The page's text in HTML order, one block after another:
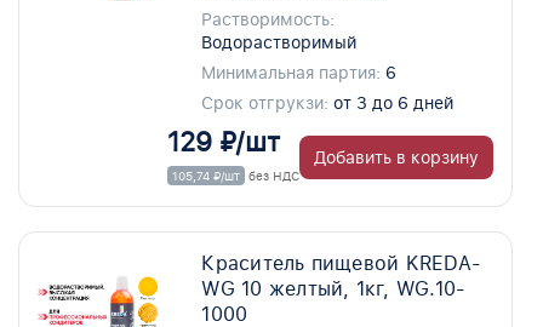
Растворимость:
Водорастворимый
Минимальная партия: 6
Срок отгрукзи: от 3 до 6 дней
129 ₽/шт
105,74 ₽/шт без НДС
Добавить в корзину
Краситель пищевой KREDA-
WG 10 желтый, 1кг, WG.10-
1000